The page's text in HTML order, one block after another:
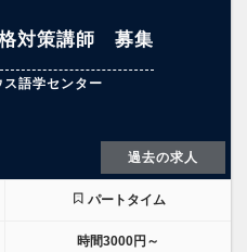
対策講師 募集
語学センター
過去の求人
パートタイム
時間3000円～